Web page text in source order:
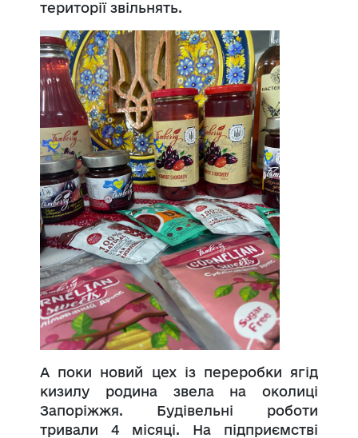
території звільнять.
А поки новий цех із переробки ягід
кизилу родина звела на околиці
Запоріжжя. Будівельні роботи
тривали 4 місяці. На підприємстві